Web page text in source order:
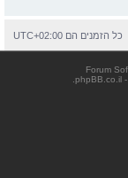
כל הזמנים הם UTC+02:00